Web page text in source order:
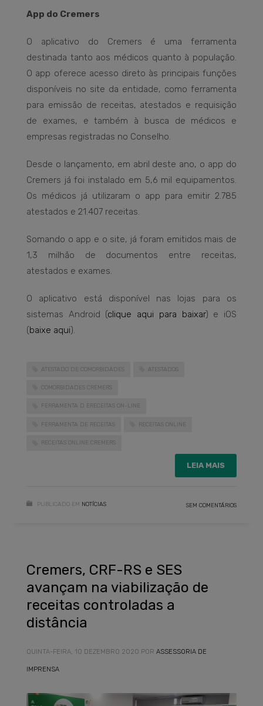
App do Cremers
O aplicativo do Cremers é uma ferramenta
destinada tanto aos médicos quanto à população.
O app oferece acesso direto às principais funções
disponíveis no site da entidade, como ferramenta
para emissão de receitas, atestados e requisição
de exames, e também à busca de médicos e
empresas registradas no Conselho.
Desde o lançamento, em abril deste ano, o app do
Cremers já foi instalado em 5,6 mil equipamentos.
Os médicos já utilizaram o app para emitir 2.785
atestados e 21.407 receitas.
Somando o app e o site, já foram emitidos mais de
1,3 milhão de documentos entre receitas,
atestados e exames.
O aplicativo está disponível nas lojas para os
sistemas Android (clique aqui para baixar) e iOS
(baixe aqui).
ATESTADO DE COMORBIDADES ATESTADOS
COMORBIDADES CREMERS
FERRAMENTA D ERECEITAS ON-LINE
FERRAMENTA DE RECEITAS RECEITAS ONLINE
RECEITAS ONLINE CREMERS
LEIA MAIS
PUBLICADO EM NOTÍCIAS SEM COMENTÁRIOS
Cremers, CRF-RS e SES
avançam na viabilização de
receitas controladas a
distância
QUINTA-FEIRA, 10 DEZEMBRO 2020 POR ASSESSORIA DE
IMPRENSA